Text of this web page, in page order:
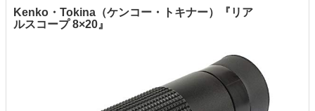
Kenko・Tokina（ケンコー・トキナー）『リア
ルスコープ 8×20』